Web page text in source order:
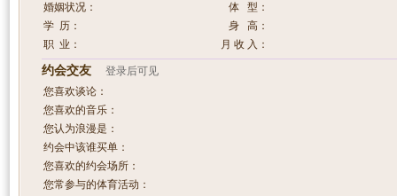
婚姻状况：
体 型：
学 历：
身 高：
职 业：
月 收 入：
约会交友 登录后可见
您喜欢谈论：
您喜欢的音乐：
您认为浪漫是：
约会中该谁买单：
您喜欢的约会场所：
您常参与的体育活动：